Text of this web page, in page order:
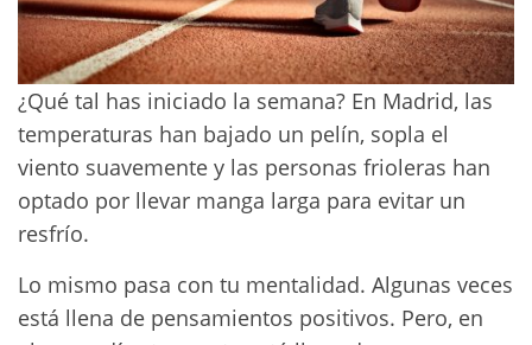
¿Qué tal has iniciado la semana? En Madrid, las
temperaturas han bajado un pelín, sopla el
viento suavemente y las personas frioleras han
optado por llevar manga larga para evitar un
resfrío.
Lo mismo pasa con tu mentalidad. Algunas veces
está llena de pensamientos positivos. Pero, en